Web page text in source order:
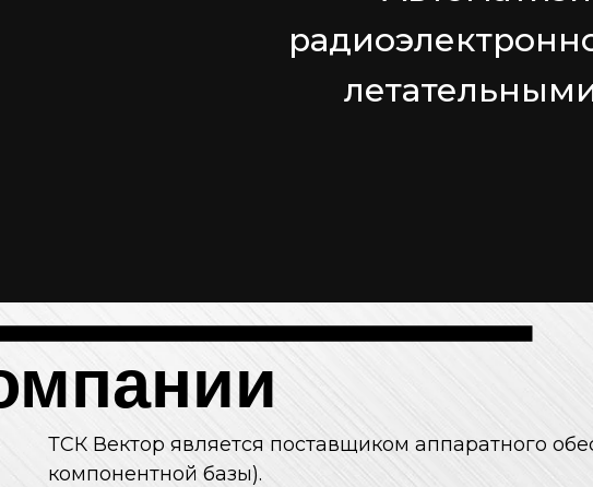
ТСК Вектор является поставщиком аппаратного
компонентной базы).